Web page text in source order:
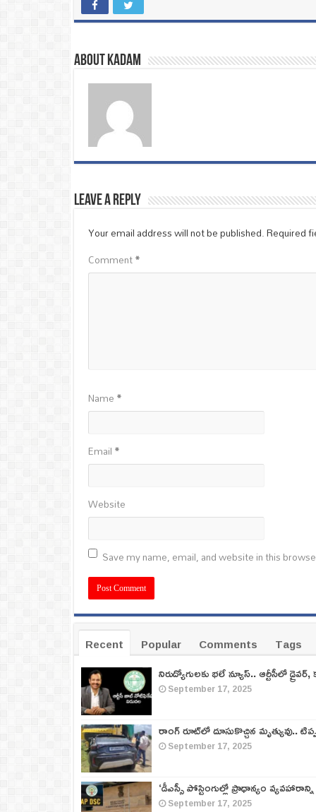
About Kadam
Leave a Reply
Your email address will not be published.Required
Comment*
Name*
Email*
Website
Save my name, email, and website in this
Recent Popular Comments
Tags
నిరుద్యోగులకు భలే న్యూస్.. ఆర్టీసీలో
September 17, 2025
రాంగ్ రూట్‌లో దూసుకొచ్చిన మృత్యువు..
September 17, 2025
‘డీఎస్సీ పోస్టింగుల్లో ప్రాధాన్యం
September 17, 2025